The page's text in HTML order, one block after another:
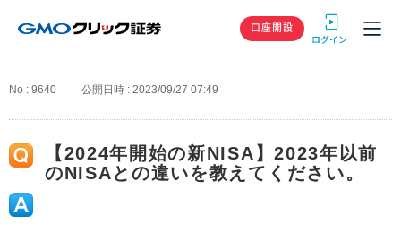
GMOクリック
口座開設
No : 9640 公開日時 : 2023/09/27 07:49
【2024年開始の新NISA】2023年以前
のNISAとの違いを教えてください。